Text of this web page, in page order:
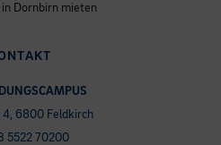
in Dornbirn mieten
4, 6800 Feldkirch
5522 70200